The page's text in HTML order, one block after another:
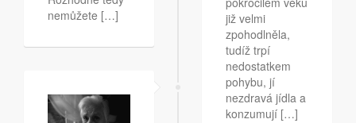
již velmi
zpohodlněla,
tudíž trpí
nedostatkem
pohybu, jí
nezdravá jídla a
konzumují […]
nemůžete […]